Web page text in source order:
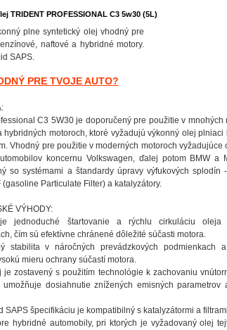
TRIDENT PROFESSIONAL C3 5w30 (5L)
plne syntetický olej vhodný pre
naftové a hybridné motory.
SAPS.
PRE TVOJE AUTO?
C3 5W30 je doporučený pre použitie v mnohých
hybridných motoroch, ktoré vyžadujú výkonný olej
Vhodný pre použitie v moderných motoroch vyžadujúce
koncernu Volkswagen, ďalej potom BMW a
so systémami a štandardy úpravy výfukových splodín
(gasoline Particulate Filter) a katalyzátory.
VÝHODY:
jednoduché štartovanie a rýchlu cirkuláciu
čím sú efektívne chránené dôležité súčasti motora.
stabilita v náročných prevádzkových podmienkach
mieru ochrany súčastí motora.
je zostavený s použitím technológie k zachovaniu
umožňuje dosiahnutie znížených emisných parametrov
SAPS špecifikáciu je kompatibilný s katalyzátormi a
hybridné automobily, pri ktorých je vyžadovaný olej